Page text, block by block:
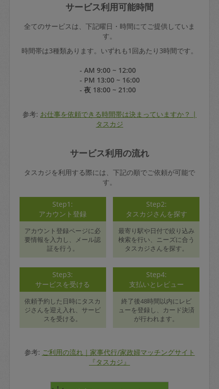
サービス利用可能時間
全てのサービスは、下記曜日・時間にてご提供していま
す。
時間帯は3種類あります。いずれも1回あたり3時間です。
- AM 9:00 ~ 12:00
- PM 13:00 ~ 16:00
- 夜 18:00 ~ 21:00
参考: お仕事を依頼できる時間帯は決まっていますか？ |
タスカジ
サービス利用の流れ
タスカジを利用する際には、下記の順でご依頼が可能で
す。
Step1:
アカウント登録
アカウント登録ページに必
要情報を入力し、メール認
証を行う。
Step2:
タスカジさんを探す
最寄り駅や日付で絞り込み
検索を行い、ニーズに合う
タスカジさんを探す。
Step3:
サービスを受ける
依頼予約した日時にタスカ
ジさんを迎え入れ、サービ
スを受ける。
Step4:
支払いとレビュー
終了後48時間以内にレビ
ューを登録し、カード決済
が行われます。
参考: ご利用の流れ｜家事代行/家政婦マッチングサイト
『タスカジ』